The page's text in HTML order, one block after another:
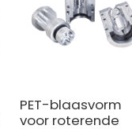
PET-blaasvorm
voor roterende